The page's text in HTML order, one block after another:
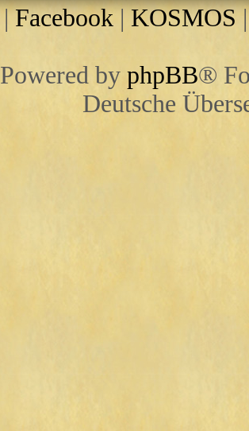
|Facebook | KOSMOS
Powered by phpBB®
Deutsche